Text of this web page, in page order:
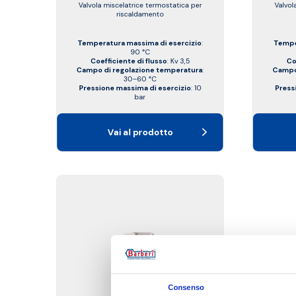
Consenso
Valvola miscelatrice termostatica per
riscaldamento
Temperatura massima di esercizio:
90 °C
Coefficiente di flusso: Kv 3,5
Campo di regolazione temperatura:
30–60 °C
Pressione massima di esercizio: 10
bar
Vai al prodotto